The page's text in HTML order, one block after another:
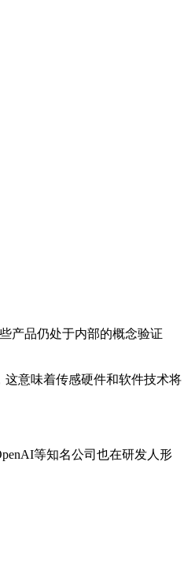
产品仍处于内部的概念验证
意味着传感硬件和软件技术将
等知名公司也在研发人形